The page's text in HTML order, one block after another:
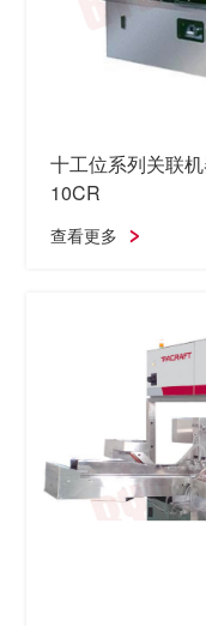
十工位系列关联
10CR
查看更多